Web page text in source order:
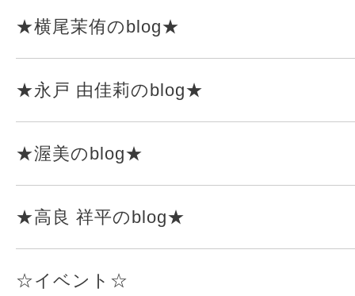
★横尾茉侑のblog★
★永戸 由佳莉のblog★
★渥美のblog★
★高良 祥平のblog★
☆イベント☆